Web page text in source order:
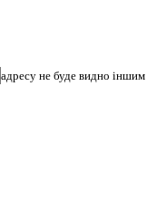
адресу не буде видно іншим